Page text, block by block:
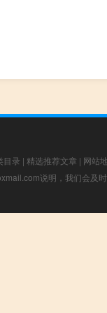
目录 | 精选推荐文章 | 网站
说明，我们会及